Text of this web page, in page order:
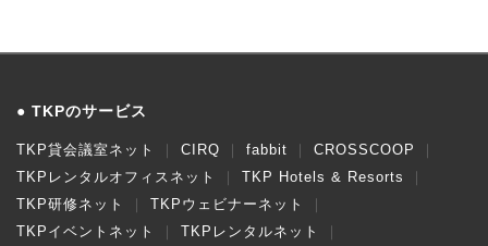
TKPのサービス
TKP貸会議室ネット CIRQ fabbit
CROSSCOOP
TKPレンタルオフィスネット
TKP Hotels & Resorts
TKP研修ネット
TKPウェビナーネット
TKPイベントネット
TKPレンタルネット